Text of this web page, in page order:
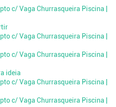
ideia